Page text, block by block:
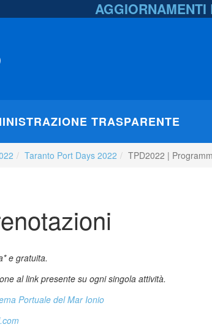
AGGIORNAMENTI
TRASPARENTE
Taranto Port Days 2022 TPD2022 |
e gratuita.
al link presente su ogni singola attività.
Portuale del Mar Ionio